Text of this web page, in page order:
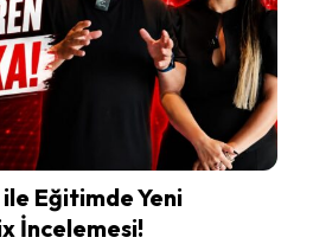
Eğitimde Yeni
İncelemesi!